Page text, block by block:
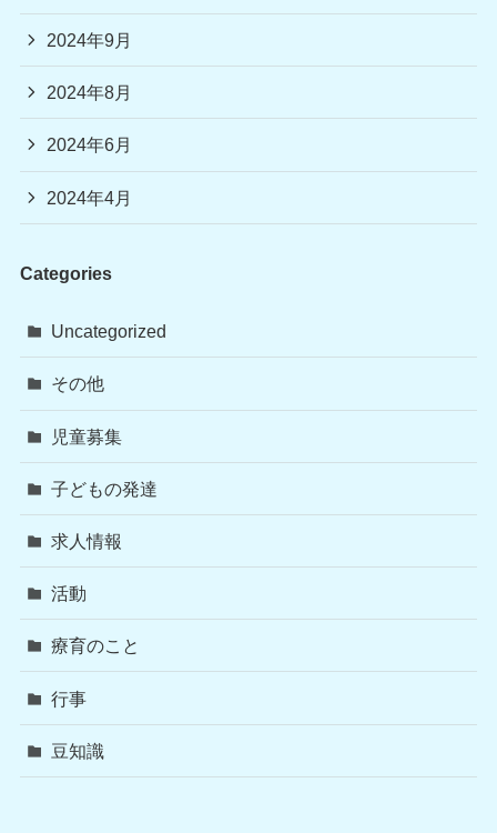
2024年9月
2024年8月
2024年6月
2024年4月
Categories
Uncategorized
その他
児童募集
子どもの発達
求人情報
活動
療育のこと
行事
豆知識